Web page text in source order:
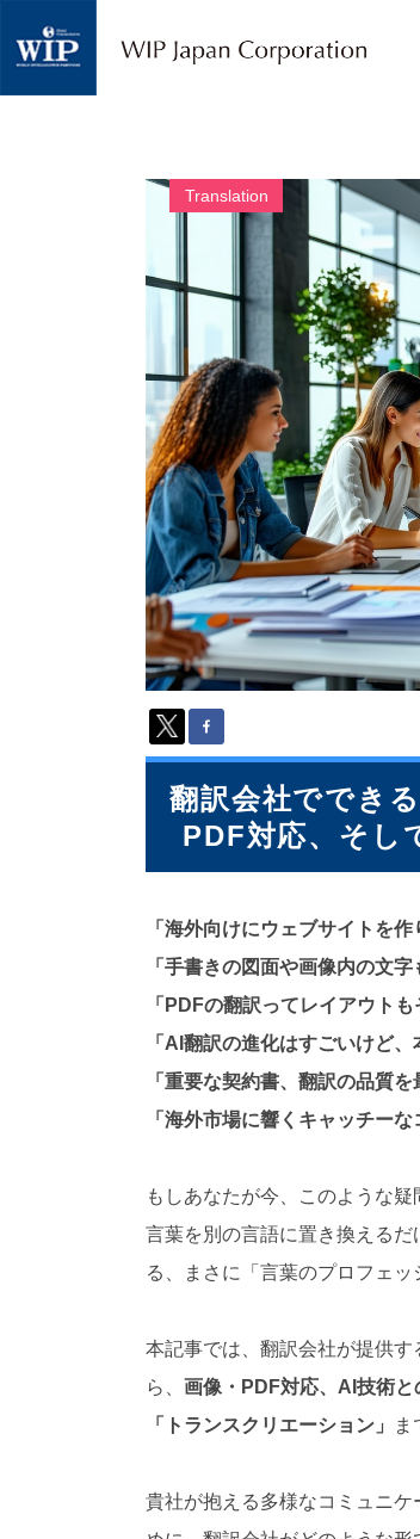
P
翻
訳
・
通
訳
・
海
外
調
査
・
人
材
派
遣
の
多
言
語
サ
ス
（
1
3
・
2
0
カ
対
応
Translation
翻訳会社ででき
PDF対応、そし
「海外向けにウェブサイトを
「手書きの図面や画像内の文字
「PDFの翻訳ってレイアウトも
「AI翻訳の進化はすごいけど
「重要な契約書、翻訳の品質
「海外市場に響くキャッチー
もしあなたが今、このような
言葉を別の言語に置き換える
る、まさに「言葉のプロフェッ
本記事では、翻訳会社が提供
ら、 画像・PDF対応、AI技術と
「トランスクリエーション」
ま
貴社が抱える多様なコミュニ